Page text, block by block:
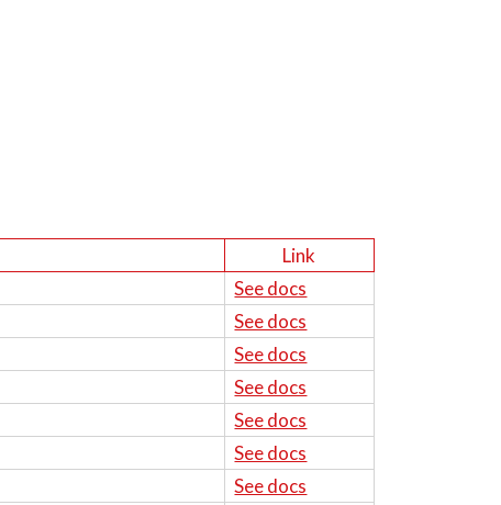
Link
See docs
See docs
See docs
See docs
See docs
See docs
See docs